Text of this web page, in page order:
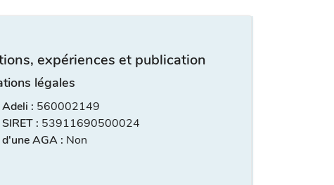
expériences et publication
légales
: 560002149
: 53911690500024
AGA : Non